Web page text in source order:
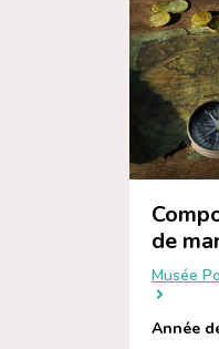
de
Musée
Année